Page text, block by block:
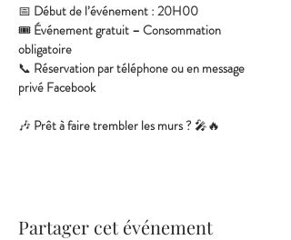
📅 Début de l’événement : 20H00
🎟️ Événement gratuit – Consommation
obligatoire
📞 Réservation par téléphone ou en message
privé Facebook
🎶 Prêt à faire trembler les murs ? 🎤🔥
Partager cet événement